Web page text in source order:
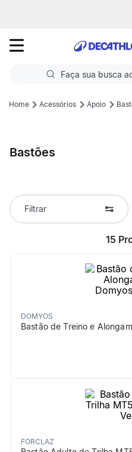
Faça sua busca aqui
Termos mais
2ºCorrida
5ºFutebol Campo
Acessórios Apoio
Bastões
Filtrar
15
DOMYOS
Bastão de Treino e
FORCLAZ